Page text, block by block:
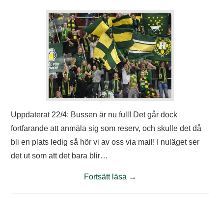
Uppdaterat 22/4: Bussen är nu full! Det går dock
fortfarande att anmäla sig som reserv, och skulle det då
bli en plats ledig så hör vi av oss via mail! I nuläget ser
det ut som att det bara blir…
Fortsätt läsa →